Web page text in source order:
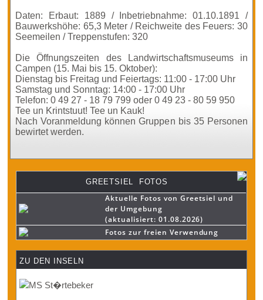
Daten: Erbaut: 1889 / Inbetriebnahme: 01.10.1891 /
Bauwerkshöhe: 65,3 Meter / Reichweite des Feuers: 30
Seemeilen / Treppenstufen: 320
Die Öffnungszeiten des Landwirtschaftsmuseums in
Campen (15. Mai bis 15. Oktober):
Dienstag bis Freitag und Feiertags: 11:00 - 17:00 Uhr
Samstag und Sonntag: 14:00 - 17:00 Uhr
Telefon: 0 49 27 - 18 79 799 oder 0 49 23 - 80 59 950
Tee un Krintstuut! Tee un Kauk!
Nach Voranmeldung können Gruppen bis 35 Personen
bewirtet werden.
GREETSIEL FOTOS
Aktuelle Fotos von Greetsiel und
der Umgebung
(aktualisiert: 01.08.2026)
Fotos zur freien Verwendung
ZU DEN INSELN